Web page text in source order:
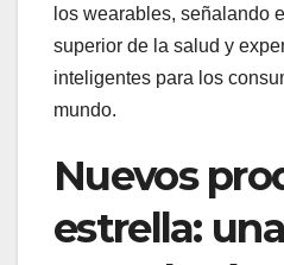
los wearables, señalando
superior de la salud y
inteligentes para los
mundo.
Nuevos
estrella: